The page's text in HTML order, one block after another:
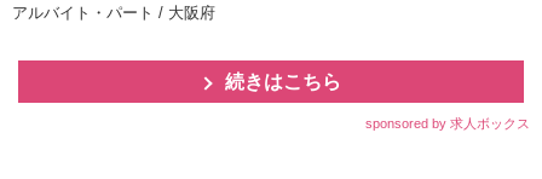
アルバイト・パート / 大阪府
続きはこちら
sponsored by 求人ボックス